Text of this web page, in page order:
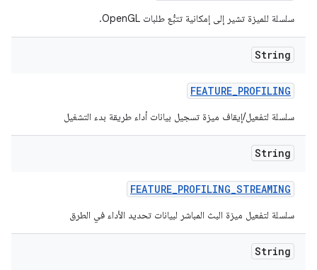
سلسلة للميزة تشير إلى إمكانية تتبُّع طلبات OpenGL.
String
FEATURE_PROFILING
سلسلة لتفعيل/إيقاف ميزة تسجيل بيانات أداء طريقة بدء التشغيل
String
FEATURE_PROFILING_STREAMING
سلسلة لتفعيل ميزة البث المباشر لبيانات تحديد الأداء في الطرق
String